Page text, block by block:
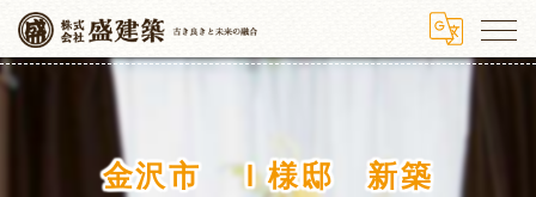
金沢市 Ｉ様邸 新築